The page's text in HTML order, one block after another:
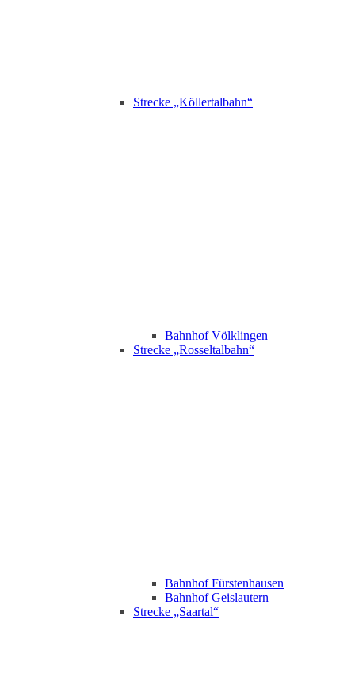
Strecke „Köllertalbahn“
Bahnhof Völklingen
Strecke „Rosseltalbahn“
Bahnhof Fürstenhausen
Bahnhof Geislautern
Strecke „Saartal“